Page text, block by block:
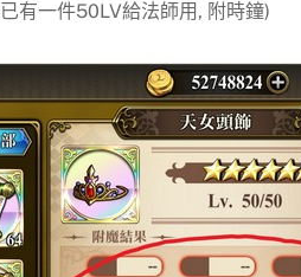
有一件50LV給法師用, 附時鐘)